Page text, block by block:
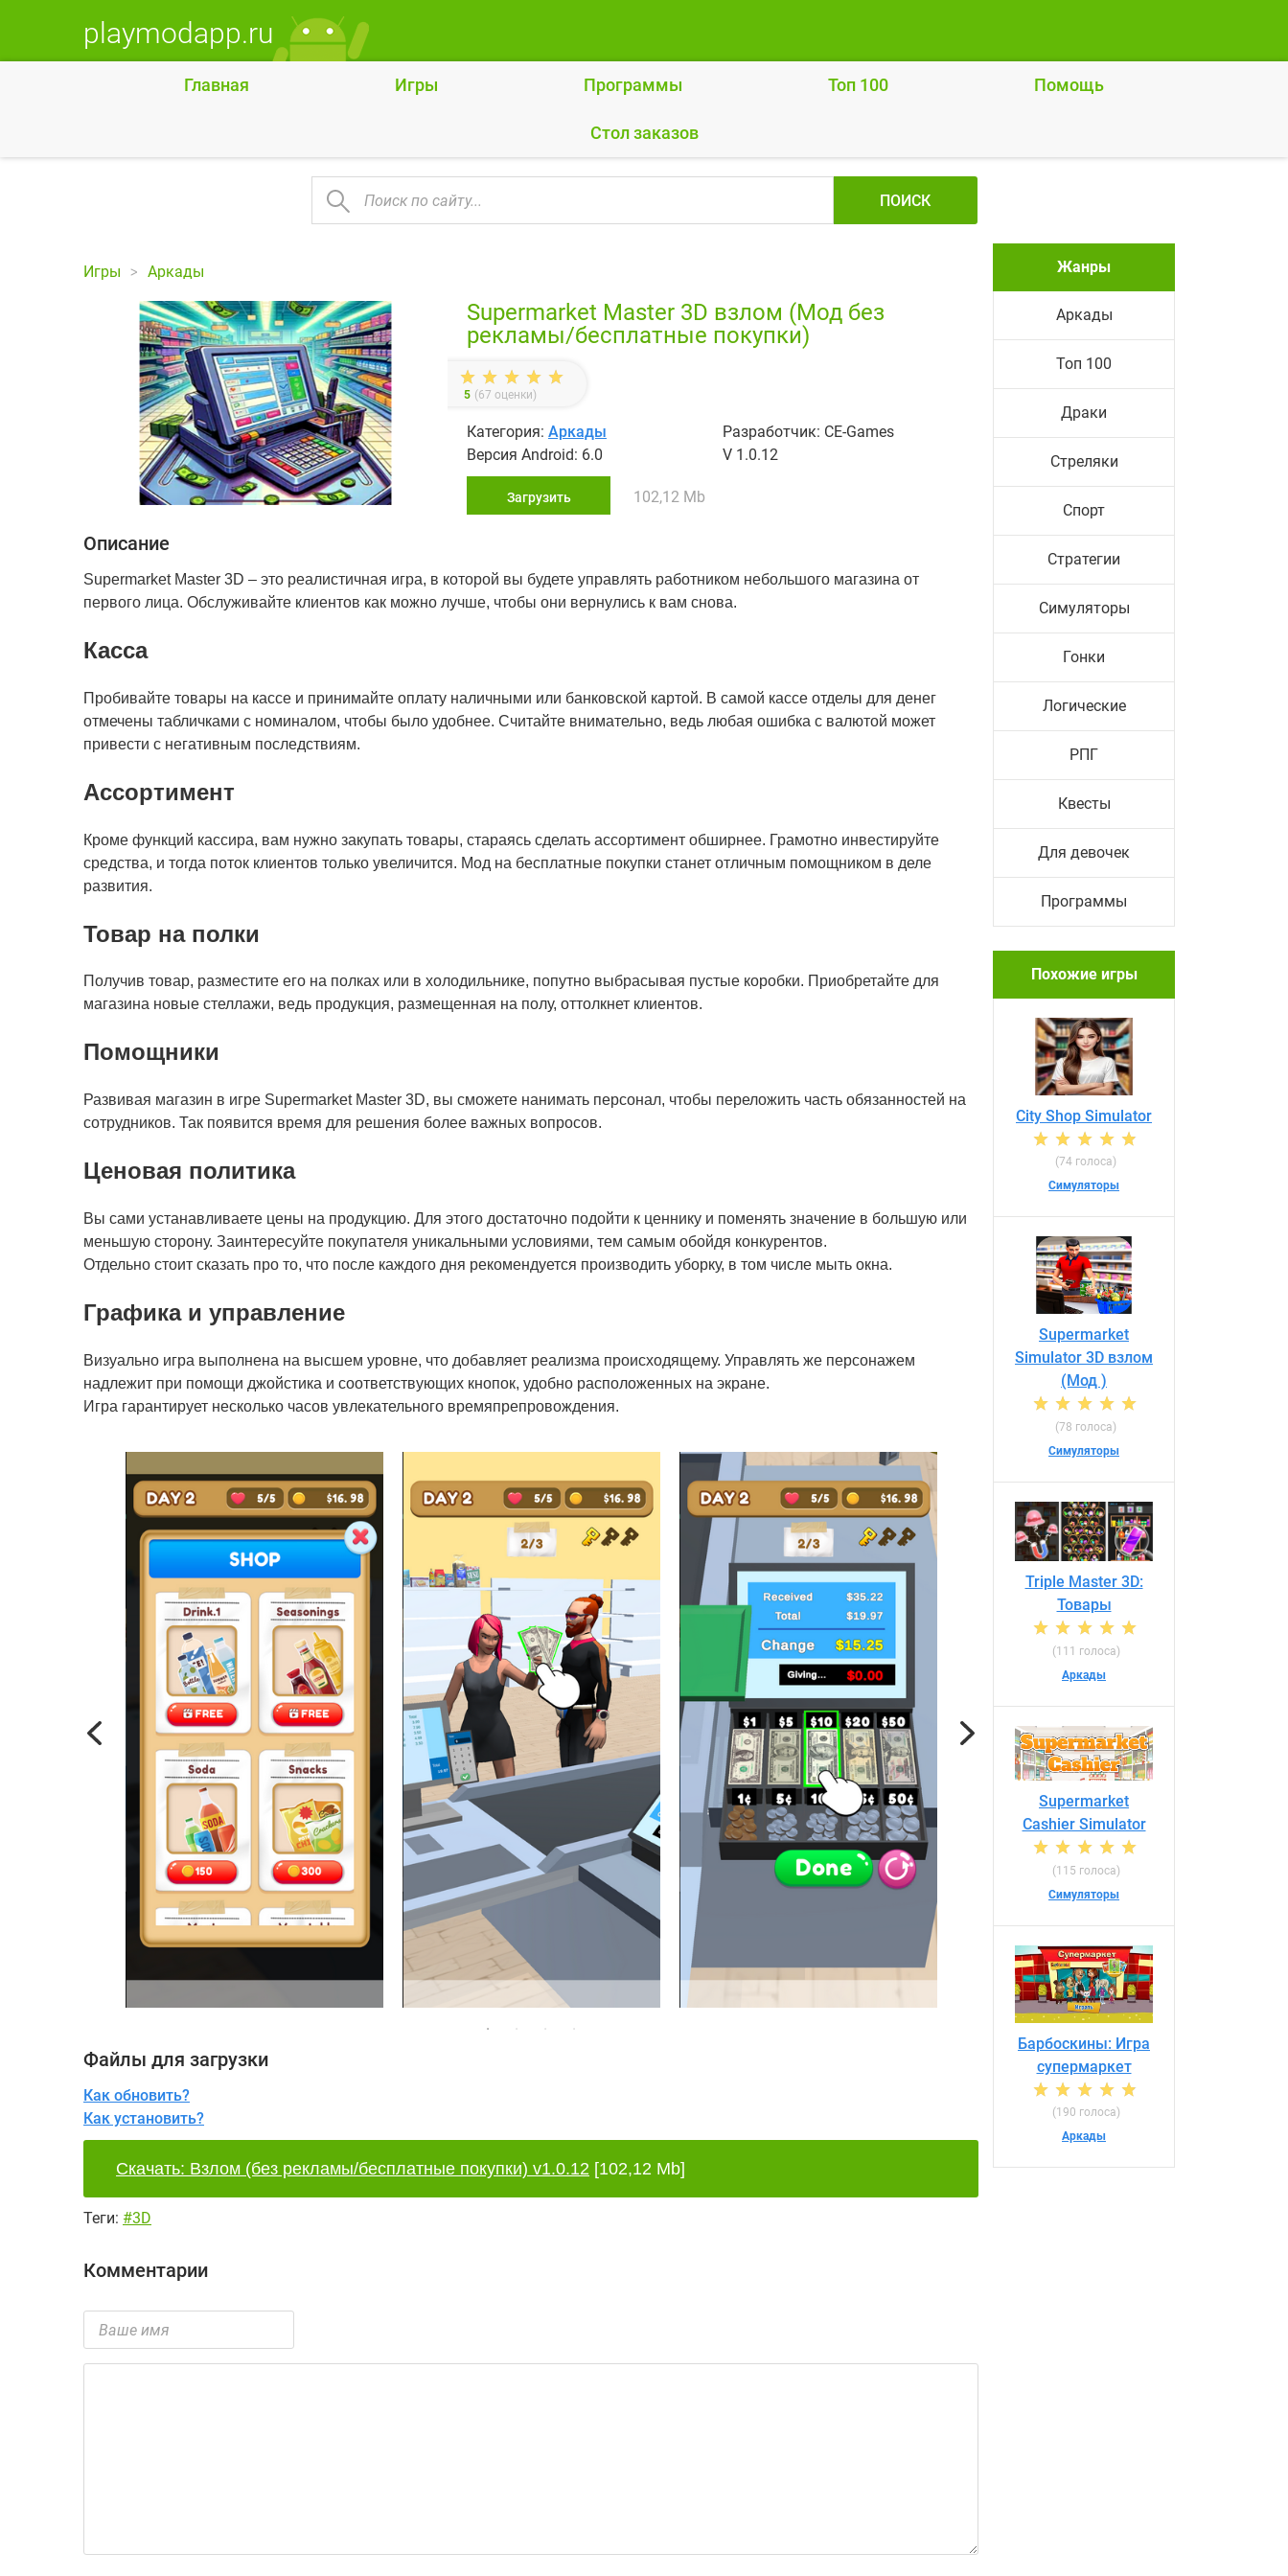
playmodapp.ru
Главная Игры Программы Топ 100 Помощь
Cтол заказов
ПОИСК
Игры Аркады
Supermarket Master 3D взлом (Мод без
рекламы/бесплатные покупки)
5 (67 оценки)
Категория: Аркады
Разработчик: CE-Games
Версия Android: 6.0
V 1.0.12
Загрузить 102,12 Mb
Описание
Supermarket Master 3D – это реалистичная игра, в которой вы будете управлять работником небольшого магазина от
первого лица. Обслуживайте клиентов как можно лучше, чтобы они вернулись к вам снова.
Касса
Пробивайте товары на кассе и принимайте оплату наличными или банковской картой. В самой кассе отделы для денег
отмечены табличками с номиналом, чтобы было удобнее. Считайте внимательно, ведь любая ошибка с валютой может
привести с негативным последствиям.
Ассортимент
Кроме функций кассира, вам нужно закупать товары, стараясь сделать ассортимент обширнее. Грамотно инвестируйте
средства, и тогда поток клиентов только увеличится. Мод на бесплатные покупки станет отличным помощником в деле
развития.
Товар на полки
Получив товар, разместите его на полках или в холодильнике, попутно выбрасывая пустые коробки. Приобретайте для
магазина новые стеллажи, ведь продукция, размещенная на полу, оттолкнет клиентов.
Помощники
Развивая магазин в игре Supermarket Master 3D, вы сможете нанимать персонал, чтобы переложить часть обязанностей на
сотрудников. Так появится время для решения более важных вопросов.
Ценовая политика
Вы сами устанавливаете цены на продукцию. Для этого достаточно подойти к ценнику и поменять значение в большую или
меньшую сторону. Заинтересуйте покупателя уникальными условиями, тем самым обойдя конкурентов.
Отдельно стоит сказать про то, что после каждого дня рекомендуется производить уборку, в том числе мыть окна.
Графика и управление
Визуально игра выполнена на высшем уровне, что добавляет реализма происходящему. Управлять же персонажем
надлежит при помощи джойстика и соответствующих кнопок, удобно расположенных на экране.
Игра гарантирует несколько часов увлекательного времяпрепровождения.
Previous Next
Файлы для загрузки
Как обновить?
Как установить?
Скачать: Взлом (без рекламы/бесплатные покупки) v1.0.12 [102,12 Mb]
Теги: #3D
Комментарии
Жанры
Аркады
Топ 100
Драки
Стреляки
Спорт
Стратегии
Симуляторы
Гонки
Логические
РПГ
Квесты
Для девочек
Программы
Похожие игры
City Shop Simulator
(74 голоса)
Симуляторы
Supermarket
Simulator 3D взлом
(Мод )
(78 голоса)
Симуляторы
Triple Master 3D:
Товары
(111 голоса)
Аркады
Supermarket
Cashier Simulator
(115 голоса)
Симуляторы
Барбоскины: Игра
супермаркет
(190 голоса)
Аркады